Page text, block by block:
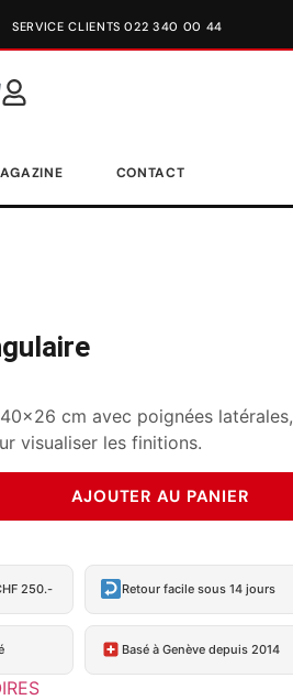
SERVICE CLIENTS 022 340 00 44
CONTACT
cm avec poignées latérales,
visualiser les finitions.
AJOUTER AU PANIER
250.- Retour facile sous 14 jours
Basé à Genève depuis 2014